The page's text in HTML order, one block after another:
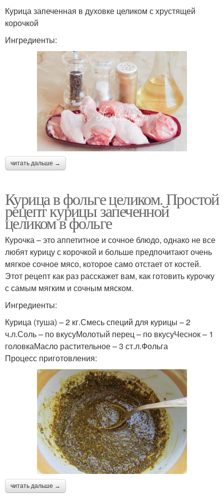
Курица запеченная в духовке целиком с хрустящей
корочкой
Ингредиенты:
читать дальше →
Курица в фольге целиком. Простой
рецепт курицы запеченной
целиком в фольге
Курочка – это аппетитное и сочное блюдо, однако не все
любят курицу с корочкой и больше предпочитают очень
мягкое сочное мясо, которое само отстает от костей.
Этот рецепт как раз расскажет вам, как готовить курочку
с самым мягким и сочным мяском.
Ингредиенты:
Курица (туша) – 2 кг.Смесь специй для курицы – 2
ч.л.Соль – по вкусуМолотый перец – по вкусуЧеснок – 1
головкаМасло растительное – 3 ст.л.Фольга
Процесс приготовления:
читать дальше →